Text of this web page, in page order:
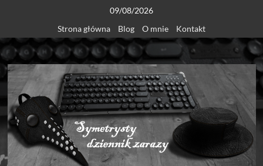
content
09/08/2026
Strona główna
Blog O mnie Kontakt